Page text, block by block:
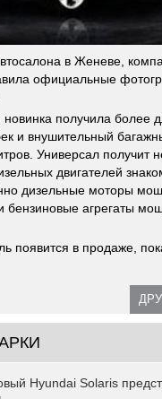
в Женеве,
официальные
получила более
и внушительный
Универсал получит
двигателей
дизельные моторы
бензиновые агрегаты
появится в продаже,
Hyundai Solaris